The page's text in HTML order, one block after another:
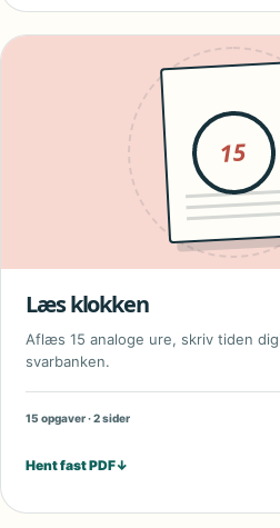
15
Læs klokken
Aflæs 15 analoge ure, skriv tiden
svarbanken.
15 opgaver · 2 sider
Hent fast PDF↓